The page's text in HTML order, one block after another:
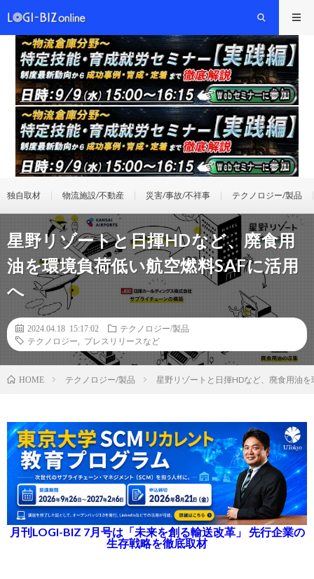
独自取材 物流施設/不動産 災害/事故/不祥事 テクノロジー/製品
星野リゾートと日揮HDなど、廃食用
油を環境負荷低い航空燃料SAFに活用
へ
2024.04.18 15:17:02
テクノロジー/製品
テクノロジー
プレスリリースなど
HOME テクノロジー/製品 星野リゾートと日揮HDなど、廃食用油
月刊LOGI-BIZ 7月号は「未来を創る輸送改革」 先行企業の
生存戦略を徹底取材